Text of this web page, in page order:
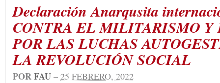
Declaración Anarqusita
CONTRA EL MILITARISMO Y
POR LAS LUCHAS
LA REVOLUCIÓN SOCIAL
PORFAU – 25 FEBRERO, 2022